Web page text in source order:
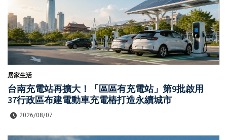
居家生活
台南充電站再擴大！「區區有充電站」第9批啟用
37行政區布建電動車充電樁打造永續城市
2026/08/07